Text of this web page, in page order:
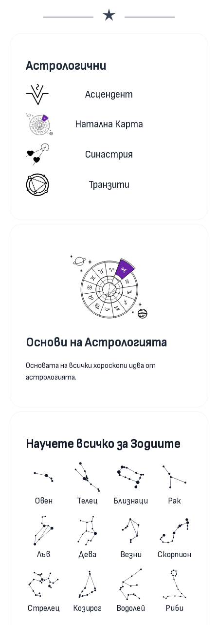
Астрологични
Асцендент
Натална Карта
Синастрия
Транзити
Основи на Астрологията
Основата на всички хороскопи идва от
астрологията.
Научете всичко за Зодиите
Овен Телец Близнаци Рак
Лъв Дева Везни Скорпион
Стрелец Козирог Водолей Риби